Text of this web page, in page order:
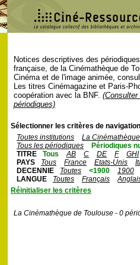
Notices descriptives des
française, de la Cinémathèque de
Cinéma et de l'image animée,
Les titres Cinémagazine et Paris-
coopération avec la BNF.
périodiques)
Sélectionner les critères de
Toutes institutions
La
Tous les périodiques
Périodiques
TITRE
Tous AB C DE F
GHI
PAYS
Tous France Etats-Unis
DECENNIE
Toutes <1900
1900
LANGUE
Toutes Français
Réinitialiser les critères
La Cinémathèque de Toulouse - 0